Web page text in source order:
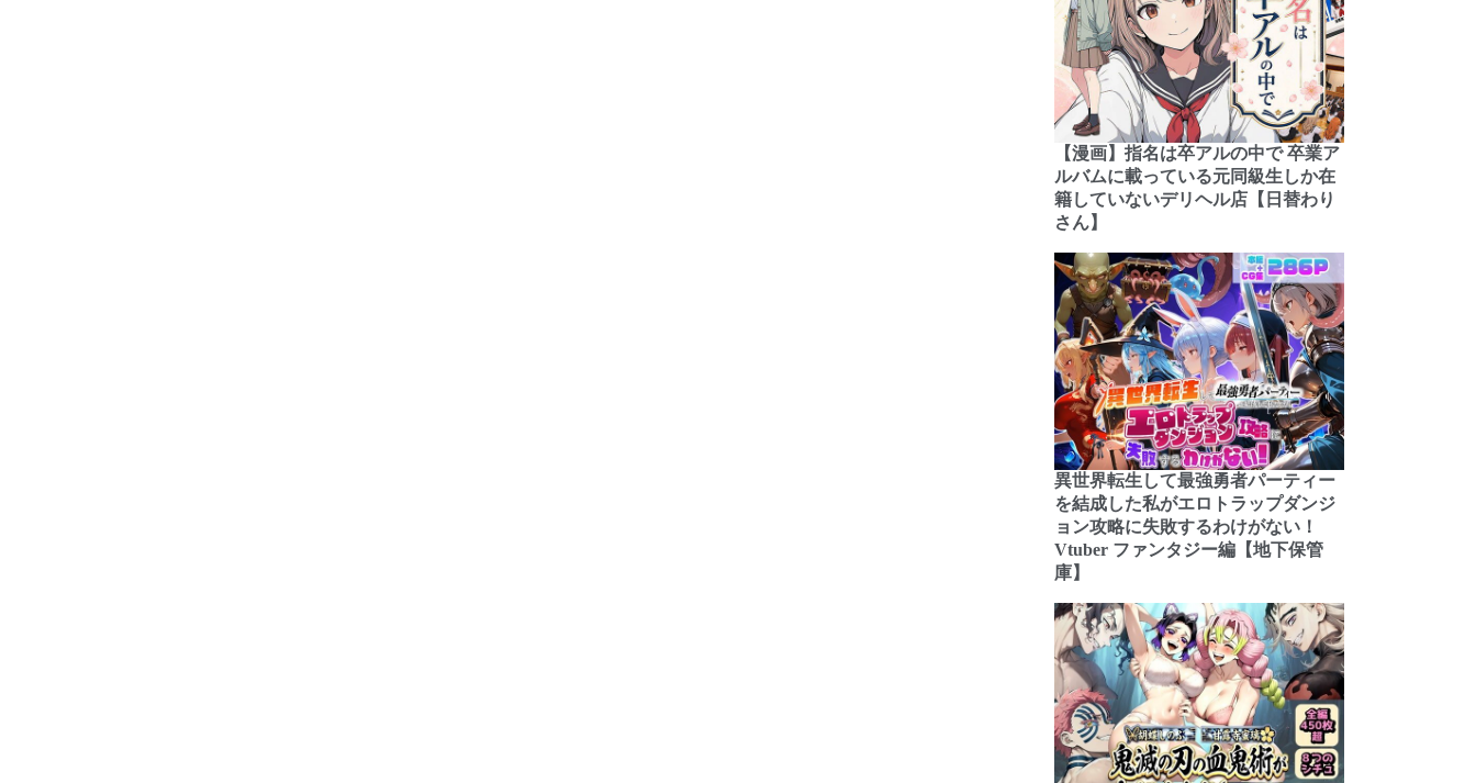
【漫画】指名は卒アルの中で 卒業ア
ルバムに載っている元同級生しか在
籍していないデリヘル店【日替わり
さん】
異世界転生して最強勇者パーティー
を結成した私がエロトラップダンジ
ョン攻略に失敗するわけがない！
Vtuber ファンタジー編【地下保管
庫】